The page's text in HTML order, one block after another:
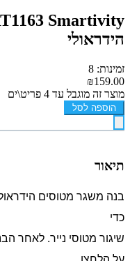
הידראולי
זמינות: 8
₪159.00
מוצר זה מוגבל עד 4 פריט\ים
הוספה לסל
תיאור
בנה משגר מטוסים
כדי
שיגור מטוסי נייר. לאחר